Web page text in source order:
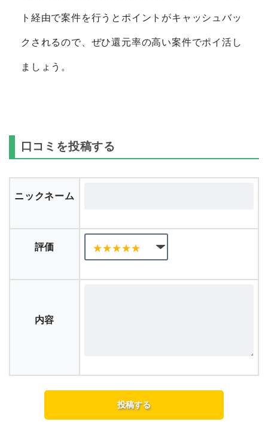
ト経由で案件を行うとポイントがキャッシュバッ
クされるので、ぜひ還元率の高い案件でポイ活し
ましょう。
口コミを投稿する
ニックネーム
評価
内容